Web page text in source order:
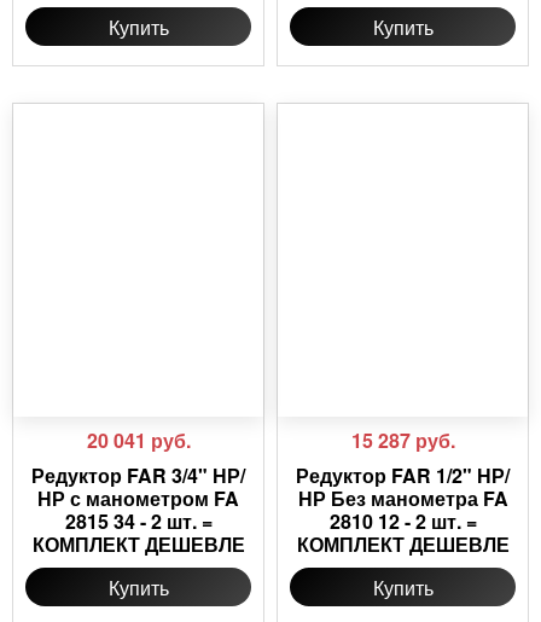
Купить
Купить
20 041 руб.
Редуктор FAR 3/4" НР/
НР с манометром FA
2815 34 - 2 шт. =
КОМПЛЕКТ ДЕШЕВЛЕ
Купить
15 287 руб.
Редуктор FAR 1/2" НР/
НР Без манометра FA
2810 12 - 2 шт. =
КОМПЛЕКТ ДЕШЕВЛЕ
Купить